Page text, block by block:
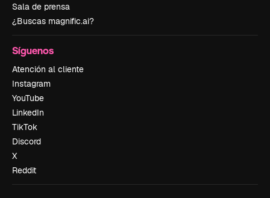
Sala de prensa
¿Buscas magnific.ai?
Síguenos
Atención al cliente
Instagram
YouTube
LinkedIn
TikTok
Discord
X
Reddit